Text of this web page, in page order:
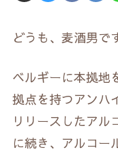
どうも、麦酒男で
ベルギーに本拠地
拠点を持つアンハ
リリースしたアル
に続き、アルコー